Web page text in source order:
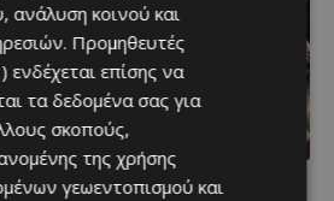
ΜΈΝΟΥΜΕ ΕΝΗΜΕΡΩΜΈΝΟΙ
ανάλυση κοινού και
Προμηθευτές
ενδέχεται επίσης να
τα δεδομένα σας για
σκοπούς,
της χρήσης
γεωεντοπισμού και